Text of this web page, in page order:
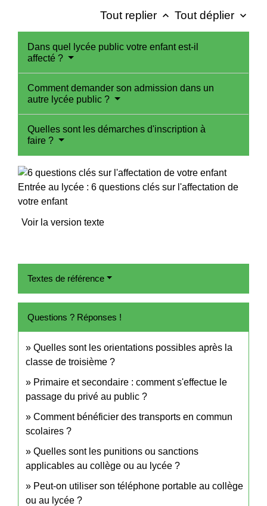
Tout replier keyboard_arrow_up Tout déplier keyboard_arrow_down
Dans quel lycée public votre enfant est-il
affecté ?
Comment demander son admission dans un
autre lycée public ?
Quelles sont les démarches d'inscription à
faire ?
Entrée au lycée : 6 questions clés sur l'affectation de
votre enfant
Voir la version texte
Textes de référence
Questions ? Réponses !
Quelles sont les orientations possibles après la
classe de troisième ?
Primaire et secondaire : comment s'effectue le
passage du privé au public ?
Comment bénéficier des transports en commun
scolaires ?
Quelles sont les punitions ou sanctions
applicables au collège ou au lycée ?
Peut-on utiliser son téléphone portable au collège
ou au lycée ?